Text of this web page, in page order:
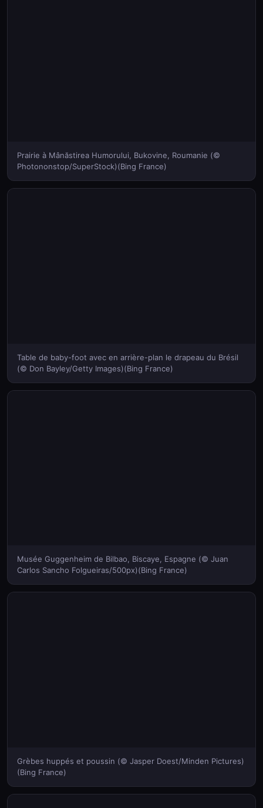
Prairie à Mânăstirea Humorului, Bukovine, Roumanie (©
Photononstop/SuperStock)(Bing France)
Table de baby-foot avec en arrière-plan le drapeau du Brésil
(© Don Bayley/Getty Images)(Bing France)
Musée Guggenheim de Bilbao, Biscaye, Espagne (© Juan
Carlos Sancho Folgueiras/500px)(Bing France)
Grèbes huppés et poussin (© Jasper Doest/Minden Pictures)
(Bing France)